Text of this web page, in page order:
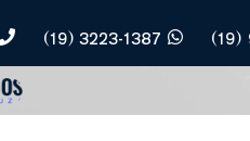
(19) 3223-1387 (19)